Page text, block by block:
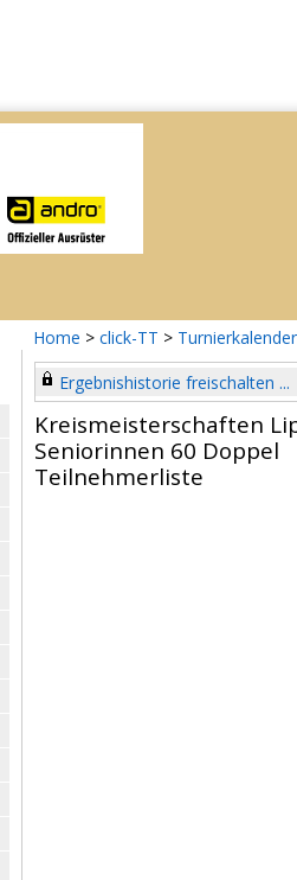
Home > click-TT > Turnierkalender
Ergebnishistorie freischalten ...
Kreismeisterschaften
Seniorinnen 60 Doppel
Teilnehmerliste